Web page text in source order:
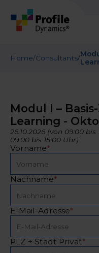
Home/Consultants/
Modul I –
Learning -
26.10.2026 (von 09:00
09:00 bis 15:00 Uhr)
Vorname*
Nachname*
E-Mail-Adresse*
PLZ + Stadt Privat*